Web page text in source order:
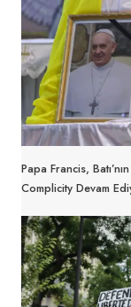
Papa Francis,
Complicity Devam